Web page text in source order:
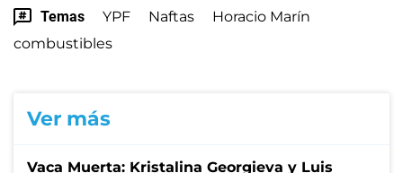
Temas YPF Naftas
Horacio Marín
combustibles
Ver más
Vaca Muerta: Kristalina Georgieva y Luis